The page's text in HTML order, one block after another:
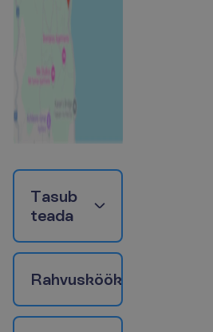
Tasub
teada
Rahvusköök